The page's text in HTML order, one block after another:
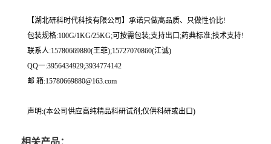
【湖北研科时代科技有限公司】承诺只做高品质、只做性价比!
包装规格:100G/1KG/25KG;可按需包装;支持出口;药典标准;技术支持!
联系人:15780669880(王菲);15727070860(江诚)
QQ一:3956434929;3934774142
邮 箱:15780669880@163.com
声明:(本公司供应高纯精品科研试剂;仅供科研或出口)
相关产品：